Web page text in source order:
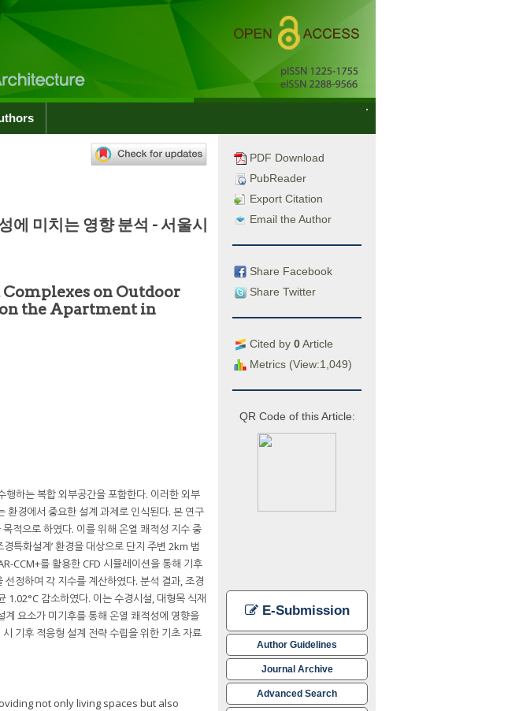
PDF Download
PubReader
Export Citation
Email the Author
Share Facebook
Share Twitter
Cited by 0Article
Metrics (View:1,049)
QR Code of this Article:
E-Submission
Author Guidelines
Journal Archive
Advanced Search
에 미치는 영향 분석 - 서울시
on Outdoor
the Apartment in
행하는 복합 외부공간을 포함한다. 이러한 외부
환경에서 중요한 설계 과제로 인식된다. 본 연구
적으로 하였다. 이를 위해 온열 쾌적성 지수 중
특화설계’ 환경을 대상으로 단지 주변 2km 범
를 활용한 CFD 시뮬레이션을 통해 기후
정하여 각 지수를 계산하였다. 분석 결과, 조경
1.02°C 감소하였다. 이는 수경시설, 대형목 식재
요소가 미기후를 통해 온열 쾌적성에 영향을
기후 적응형 설계 전략 수립을 위한 기초 자료
not only living spaces but also